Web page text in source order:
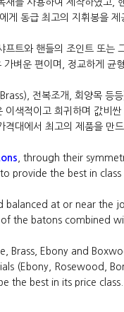
재를 사용하여 제작하였고,
게 동급 최고의 지휘봉을 제
프트와 핸들의 조인트 또는
벼운 편이며, 정교하게 균
전복조개, 회양목 등
이색적이고 희귀하며 값비
격대에서 최고의 제품을 만
, through their
provide the best in
balanced at or near
the batons combined
Brass, Ebony and
(Ebony, Rosewood,
the best in its price class.